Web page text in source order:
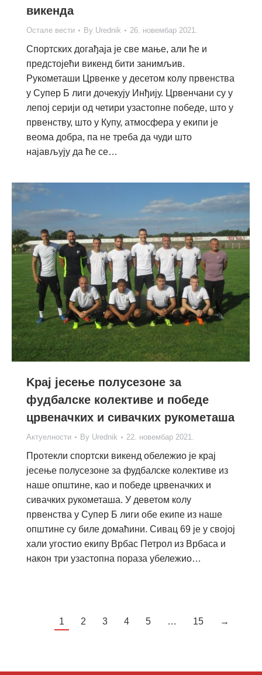
викенда
Остале вести By Urednik 26. новембар 2021.
Спортских догађаја је све мање, али ће и
предстојећи викенд бити занимљив.
Рукометаши Црвенке у десетом колу првенства
у Супер Б лиги дочекују Инђију. Црвенчани су у
лепој серији од четири узастопне победе, што у
првенству, што у Купу, атмосфера у екипи је
веома добра, па не треба да чуди што
најављују да ће се…
Kрај јесење полусезоне за
фудбалске колективе и победе
црвеначких и сивачких рукометаша
Актуелности By Urednik 22. новембар 2021.
Протекли спортски викенд обележио је крај
јесење полусезоне за фудбалске колективе из
наше општине, као и победе црвеначких и
сивачких рукометаша. У деветом колу
првенства у Супер Б лиги обе екипе из наше
општине су биле домаћини. Сивац 69 је у својој
хали угостио екипу Врбас Петрол из Врбаса и
након три узастопна пораза убележио…
1 2 3 4 5 … 15 →